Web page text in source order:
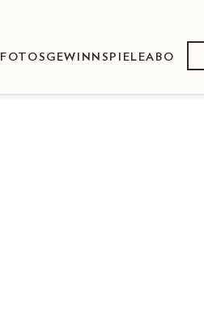
FOTOS GEWINNSPIELEABO